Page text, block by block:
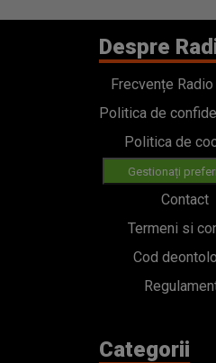
Despre
Frecvențe
Politica de
Politica de
Gestionați
Contact
Termeni si
Cod
Categorii